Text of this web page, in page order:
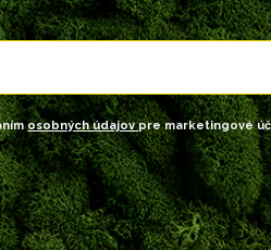
osobných údajovpre marketingové